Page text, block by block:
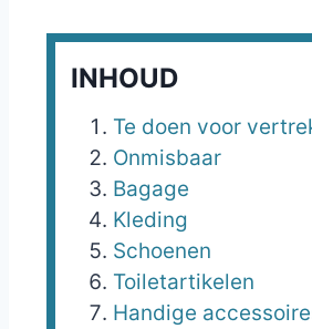
INHOUD
Te doen voor
Onmisbaar
Bagage
Kleding
Schoenen
Toiletartikelen
Handige